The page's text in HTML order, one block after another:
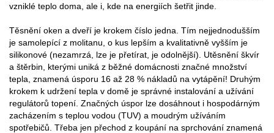
vzniklé teplo doma, ale i, kde na energiích šetřit jinde.
Těsnění oken a dveří je krokem číslo jedna. Tím nejjednodušším
je samolepící z molitanu, o kus lepším a kvalitativně vyšším je
silikonové (nezamrzá, lze je přetírat, je odolnější). Utěsnění škvír
a štěrbin, kterými uniká z běžné domácnosti značné množství
tepla, znamená úsporu 16 až 28 % nákladů na vytápění! Druhým
krokem k udržení tepla v domě je správné instalování a užívání
regulátorů topení. Značných úspor lze dosáhnout i hospodárným
zacházením s teplou vodou (TUV) a moudrým užíváním
spotřebičů. Třeba jen přechod z koupání na sprchování znamená